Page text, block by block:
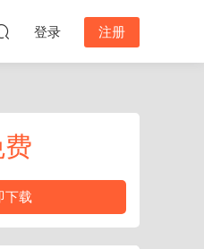
登录 注册
下载